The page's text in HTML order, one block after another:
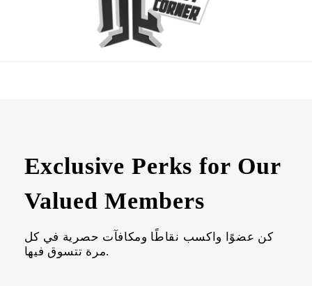
Exclusive Perks for Our
Valued Members
كن عضوًا واكسب نقاطًا ومكافآت حصرية في كل
مرة تتسوق فيها.